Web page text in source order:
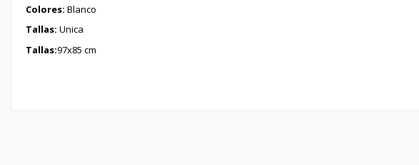
Colores: Blanco
Tallas: Unica
Tallas:97x85 cm